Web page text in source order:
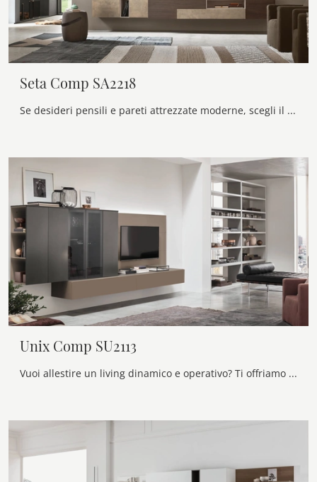
Seta Comp SA2218
Se desideri pensili e pareti attrezzate moderne, scegli il modello Seta Comp SA2218 di Maronese: clicca e scopri di più!
Unix Comp SU2113
Vuoi allestire un living dinamico e operativo? Ti offriamo la parete attrezzata Unix Comp SU2113 Maronese dalle forme decise moderne.